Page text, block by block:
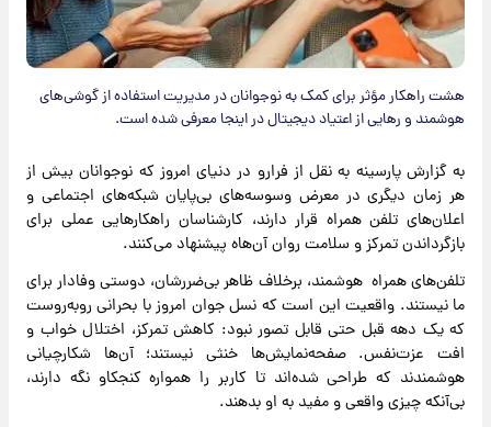
هشت راهکار مؤثر برای کمک به نوجوانان در مدیریت استفاده از گوشی‌های
هوشمند و رهایی از اعتیاد دیجیتال در اینجا معرفی شده است.
به گزارش پارسینه به نقل از فرارو در دنیای امروز که نوجوانان بیش از
هر زمان دیگری در معرض وسوسه‌های بی‌پایان شبکه‌های اجتماعی و
اعلان‌های تلفن همراه قرار دارند، کارشناسان راهکارهایی عملی برای
بازگرداندن تمرکز و سلامت روان آن‌هاه پیشنهاد می‌کنند.
تلفن‌های همراه هوشمند، برخلاف ظاهر بی‌ضررشان، دوستی وفادار برای
ما نیستند. واقعیت این است که نسل جوان امروز با بحرانی روبه‌روست
که یک دهه قبل حتی قابل تصور نبود: کاهش تمرکز، اختلال خواب و
افت عزت‌نفس. صفحه‌نمایش‌ها خنثی نیستند؛ آن‌ها شکارچیانی
هوشمندند که طراحی شده‌اند تا کاربر را همواره کنجکاو نگه دارند،
بی‌آنکه چیزی واقعی و مفید به او بدهند.